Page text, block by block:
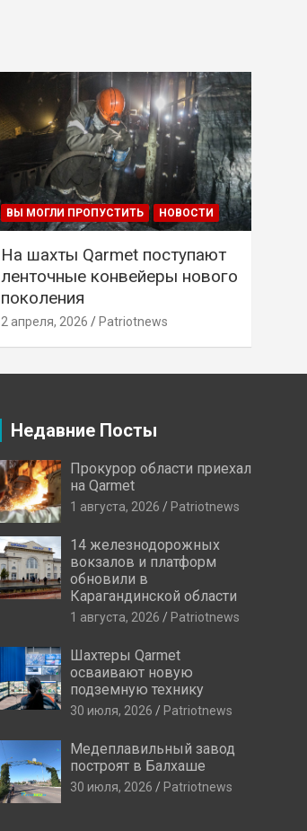
ВЫ МОГЛИ ПРОПУСТИТЬ НОВОСТИ
На шахты Qarmet поступают
ленточные конвейеры нового
поколения
2 апреля, 2026 Patriotnews
Недавние Посты
Прокурор области приехал
на Qarmet
1 августа, 2026 Patriotnews
14 железнодорожных
вокзалов и платформ
обновили в
Карагандинской области
1 августа, 2026 Patriotnews
Шахтеры Qarmet
осваивают новую
подземную технику
30 июля, 2026 Patriotnews
Медеплавильный завод
построят в Балхаше
30 июля, 2026 Patriotnews